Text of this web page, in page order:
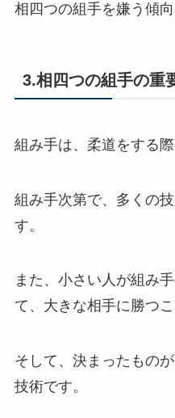
相四つの組手を嫌う傾向
3.相四つの組手の重
組み手は、柔道をする
組み手次第で、多くの
す。
また、小さい人が組み
て、大きな相手に勝つこ
そして、決まったもの
技術です。